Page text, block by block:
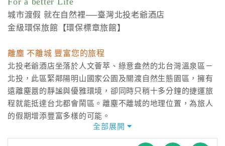
房
HOT
特
色
民
宿
球
城市渡假 就在自然裡──臺灣北投老爺酒店
金級環保旅館【環保標章旅館】
離塵 不離城 豐富您的旅程
北投老爺酒店坐落於人文薈萃、綠意盎然的北台灣溫泉區－
北投，此區緊鄰陽明山國家公園及關渡自然生態園區，擁有
遠離塵囂的靜謐與優雅環境，卻同時只稍十多分鐘的捷運旅
程就能抵達台北都會鬧區。離塵不離城的地理位置，為旅人
的假期增添豐富多樣的可能。
溫泉渡假＆健康管理＆美容醫學
全部展開